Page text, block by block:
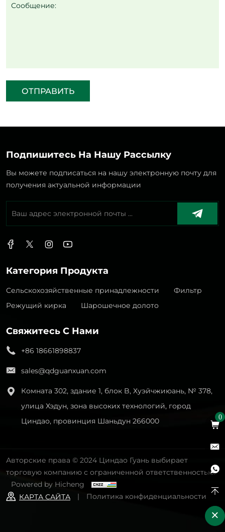
Сообщение:
ОТПРАВИТЬ
Подпишитесь На Нашу Рассылку
Вы можете подписаться на нашу электронную почту для
получения актуальной информации
Категория Продукта
Сельскохозяйственные принадлежности
Фильтр
Режущий кирка
Шарошечное долото
Свяжитесь С Нами
+86 18661898837
sales@qdguanxuan.com
Комната 302, здание 1, блок B, Хуэйчжиюань, № 378,
улица Хэдун, зона высоких технологий, город
Циндао, провинция Шаньдун 266000
Авторские права © 2024 Циндао Гуань выбирает
торговую компанию с ограниченной ответственностью.
Powered by Hicheng
КАРТА САЙТА
| Политика конфиденциальности
0